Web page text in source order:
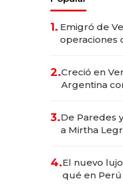
1. Emigró de
operaciones
2.Creció en
Argentina
las marcas
3.De Paredes
a Mirtha
4.El nuevo
qué en Perú